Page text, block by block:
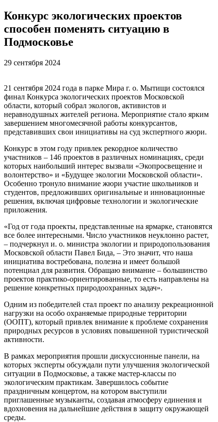
Конкурс экологических проектов
способен поменять ситуацию в
Подмосковье
29 сентября 2024
21 сентября 2024 года в парке Мира г. о. Мытищи состоялся
финал Конкурса экологических проектов Московской
области, который собрал экологов, активистов и
неравнодушных жителей региона. Мероприятие стало ярким
завершением многомесячной работы конкурсантов,
представивших свои инициативы на суд экспертного жюри.
Конкурс в этом году привлек рекордное количество
участников – 146 проектов в различных номинациях, среди
которых наибольший интерес вызвали «Экопросвещение и
волонтерство» и «Будущее экологии Московской области».
Особенно тронуло внимание жюри участие школьников и
студентов, предложивших оригинальные и инновационные
решения, включая цифровые технологии и экологические
приложения.
«Год от года проекты, представленные на ярмарке, становятся
все более интересными. Число участников неуклонно растет,
– подчеркнул и. о. министра экологии и природопользования
Московской области Павел Бида, – Это значит, что наша
инициатива востребована, полезна и имеет большой
потенциал для развития. Обращаю внимание – большинство
проектов практико-ориентированные, то есть направлены на
решение конкретных природоохранных задач».
Одним из победителей стал проект по анализу рекреационной
нагрузки на особо охраняемые природные территории
(ООПТ), который привлек внимание к проблеме сохранения
природных ресурсов в условиях повышенной туристической
активности.
В рамках мероприятия прошли дискуссионные панели, на
которых эксперты обсуждали пути улучшения экологической
ситуации в Подмосковье, а также мастер-классы по
экологическим практикам. Завершилось событие
праздничным концертом, на котором выступили
приглашенные музыканты, создавая атмосферу единения и
вдохновения на дальнейшие действия в защиту окружающей
среды.